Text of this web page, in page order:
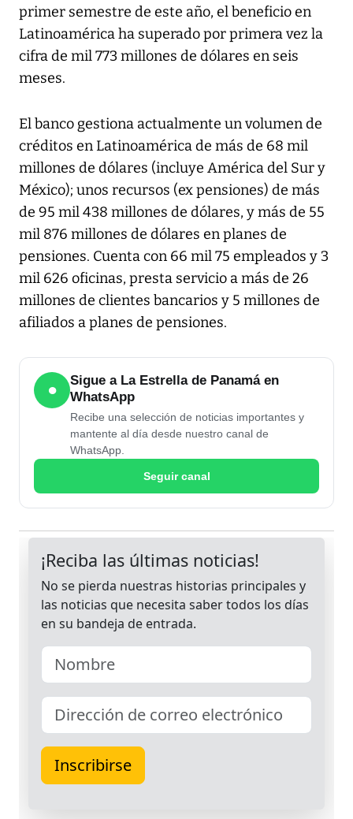
primer semestre de este año, el beneficio en
Latinoamérica ha superado por primera vez la
cifra de mil 773 millones de dólares en seis
meses.
El banco gestiona actualmente un volumen de
créditos en Latinoamérica de más de 68 mil
millones de dólares (incluye América del Sur y
México); unos recursos (ex pensiones) de más
de 95 mil 438 millones de dólares, y más de 55
mil 876 millones de dólares en planes de
pensiones. Cuenta con 66 mil 75 empleados y 3
mil 626 oficinas, presta servicio a más de 26
millones de clientes bancarios y 5 millones de
afiliados a planes de pensiones.
●
Sigue a La Estrella de Panamá en
WhatsApp
Recibe una selección de noticias importantes y
mantente al día desde nuestro canal de
WhatsApp.
Seguir canal